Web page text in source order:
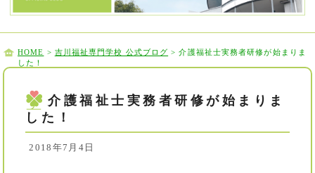
HOME > 吉川福祉専門学校 公式ブログ > 介護福祉士実務者研修が始まりま
した！
介護福祉士実務者研修が始まりま
した！
2018年7月4日